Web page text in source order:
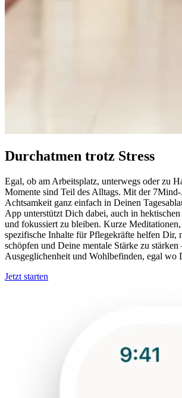
Durchatmen trotz Stress
Egal, ob am Arbeitsplatz, unterwegs oder zu
Momente sind Teil des Alltags. Mit der
Achtsamkeit ganz einfach in Deinen
App unterstützt Dich dabei, auch in
und fokussiert zu bleiben. Kurze
spezifische Inhalte für Pflegekräfte helfen Dir,
schöpfen und Deine mentale Stärke zu stärken
Ausgeglichenheit und Wohlbefinden, egal wo
Jetzt starten